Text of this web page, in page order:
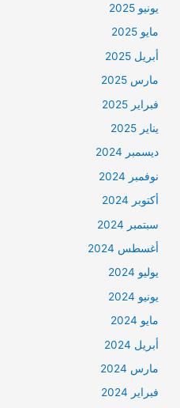
يونيو 2025
مايو 2025
أبريل 2025
مارس 2025
فبراير 2025
يناير 2025
ديسمبر 2024
نوفمبر 2024
أكتوبر 2024
سبتمبر 2024
أغسطس 2024
يوليو 2024
يونيو 2024
مايو 2024
أبريل 2024
مارس 2024
فبراير 2024